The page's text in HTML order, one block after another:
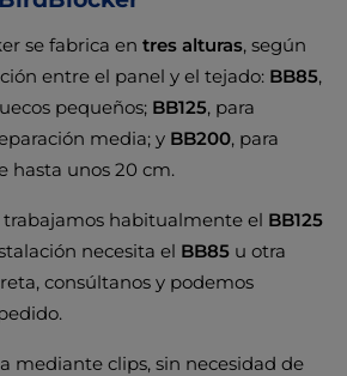
se fabrica en tres alturas, según
entre el panel y el tejado: BB85,
pequeños; BB125, para
media; y BB200, para
hasta unos 20 cm.
habitualmente el BB125
necesita el BB85 u otra
consúltanos y podemos
mediante clips, sin necesidad de